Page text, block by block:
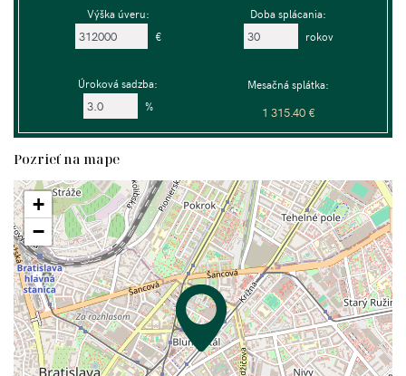
Výška úveru:
€
Doba splácania:
rokov
Úroková sadzba:
%
Mesačná splátka:
1 315.40 €
Pozrieť na mape
+
−